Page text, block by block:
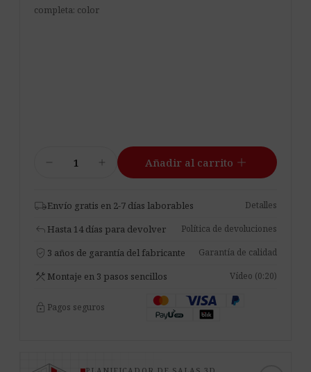
completa: color
Cornertrap
add Añadir al carrito add
local_shippingEnvío gratis en 2-7 días laborables Detalles
reply Hasta 14 días para devolver Política de devoluciones
verified_user 3 años de garantía del fabricante Garantía de calidad
construction Montaje en 3 pasos sencillos Vídeo (0:20)
lock Pagos seguros